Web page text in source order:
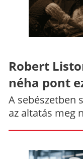
Robert
néha pont
A sebészetben
az altatás meg